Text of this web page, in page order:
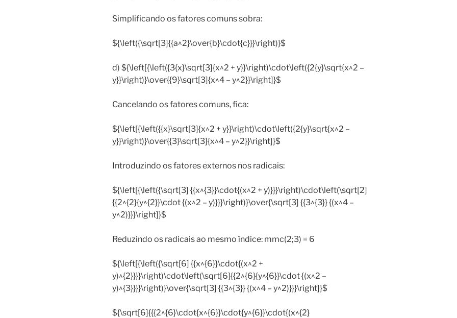
Simplificando os fatores comuns sobra:
${\left({\sqrt[3]{{a^2}\over{b}\cdot{c}}}\right)}$
d) ${\left[{\left({3{x}\sqrt[3]{x^2 + y}}\right)\cdot\left({2{y}\sqrt{x^2 –
y}}\right)}\over{{9}\sqrt[3]{x^4 – y^2}}\right]}$
Cancelando os fatores comuns, fica:
${\left[{\left({{x}\sqrt[3]{x^2 + y}}\right)\cdot\left({2{y}\sqrt{x^2 –
y}}\right)}\over{{3}\sqrt[3]{x^4 – y^2}}\right]}$
Introduzindo os fatores externos nos radicais:
${\left[{\left({\sqrt[3] {{x^{3}}\cdot{(x^2 + y)}}}\right)\cdot\left(\sqrt[2]
{{2^{2}{y^{2}}\cdot {(x^2 – y)}}}\right)}\over{\sqrt[3] {{3^{3}} {(x^4 –
y^2)}}}\right]}$
Reduzindo os radicais ao mesmo índice: mmc(2;3) = 6
${\left[{\left({\sqrt[6] {{x^{6}}\cdot{(x^2 +
y)^{2}}}}\right)\cdot\left(\sqrt[6]{{2^{6}{y^{6}}\cdot {(x^2 –
y)^{3}}}}\right)}\over{\sqrt[3] {{3^{3}} {(x^4 – y^2)}}}\right]}$
${\sqrt[6]{{{2^{6}\cdot{x^{6}}\cdot{y^{6}}\cdot{(x^{2}